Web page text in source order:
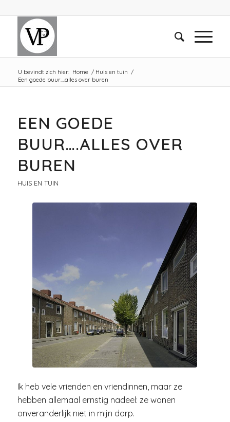
U bevindt zich hier: Home / Huis en tuin /
Een goede buur….alles over buren
EEN GOEDE
BUUR….ALLES OVER
BUREN
HUIS EN TUIN
Ik heb vele vrienden en vriendinnen, maar ze
hebben allemaal ernstig nadeel: ze wonen
onveranderlijk niet in mijn dorp.